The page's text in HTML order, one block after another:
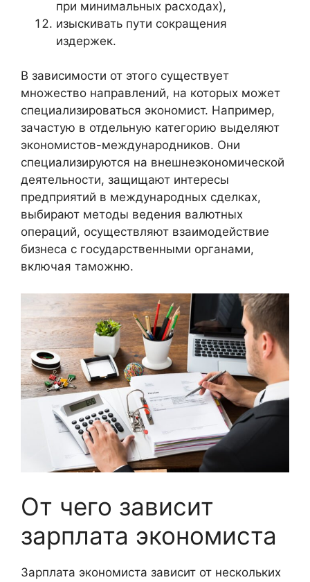
при минимальных расходах),
изыскивать пути сокращения
издержек.
В зависимости от этого существует
множество направлений, на которых может
специализироваться экономист. Например,
зачастую в отдельную категорию выделяют
экономистов-международников. Они
специализируются на внешнеэкономической
деятельности, защищают интересы
предприятий в международных сделках,
выбирают методы ведения валютных
операций, осуществляют взаимодействие
бизнеса с государственными органами,
включая таможню.
От чего зависит
зарплата экономиста
Зарплата экономиста зависит от нескольких